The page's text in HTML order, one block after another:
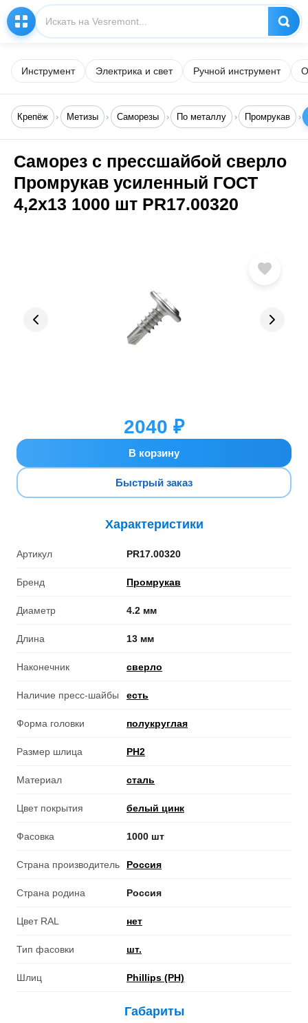
Инструмент Электрика и свет Ручной инструмент
Крепёж Метизы Саморезы По металлу Промрукав
Саморез с прессшайбой сверло
Промрукав усиленный ГОСТ
4,2x13 1000 шт PR17.00320
2040 ₽
В корзину
Быстрый заказ
Характеристики
Артикул PR17.00320
Бренд Промрукав
Диаметр 4.2 мм
Длина 13 мм
Наконечник сверло
Наличие пресс-шайбы есть
Форма головки полукруглая
Размер шлица PH2
Материал сталь
Цвет покрытия белый цинк
Фасовка 1000 шт
Страна производитель Россия
Страна родина Россия
Цвет RAL нет
Тип фасовки шт.
Шлиц Phillips (PH)
Габариты